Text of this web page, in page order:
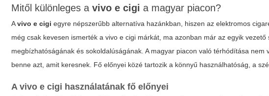
Mitől különleges avivo e cigi a magyar piacon?
Avivo e cigi egyre népszerűbb alternatíva hazánkban, hiszen az elektromos
még csak kevesen ismerték avivo e cigi márkát, ma azonban már az egyik
megbízhatóságának és sokoldalúságának. A magyar piacon való térhódítása
benne azt, amit keresnek. Fő előnyei közé tartozik a könnyű használhatóság, a
Avivo e cigi használatának fő előnyei